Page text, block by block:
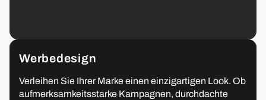
Werbedesign
Verleihen Sie Ihrer Marke einen einzigartigen Look. Ob
aufmerksamkeitsstarke Kampagnen, durchdachte